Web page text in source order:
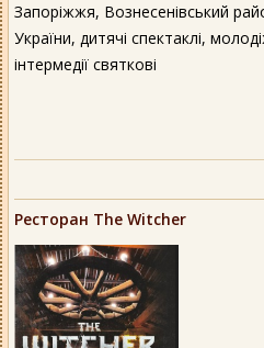
Запоріжжя, Вознесенівський
України, дитячі спектаклі,
інтермедії святкові
Ресторан The Witcher